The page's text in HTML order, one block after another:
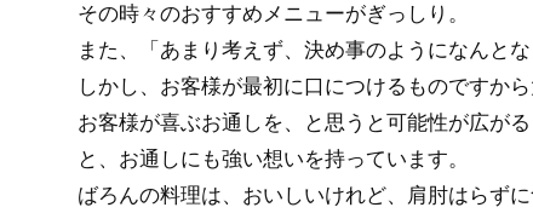
その時々のおすすめメニューがぎっしり。
また、「あまり考えず、決め事のようになんと
しかし、お客様が最初に口につけるものですから
お客様が喜ぶお通しを、と思うと可能性が広がる
と、お通しにも強い想いを持っています。
ばろんの料理は、おいしいけれど、肩肘はらずに